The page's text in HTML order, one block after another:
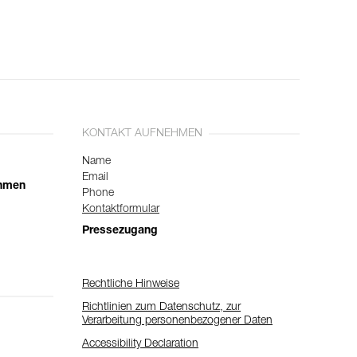
KONTAKT AUFNEHMEN
Name
Email
Phone
Kontaktformular
Pressezugang
Rechtliche Hinweise
Richtlinien zum Datenschutz, zur
Verarbeitung personenbezogener Daten
Accessibility Declaration